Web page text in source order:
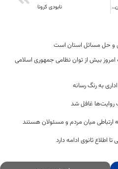
طرح رصد معلولیت‌ها در خراسان جنوبی اجرا شد نابودی کرونا
و حل مسائل استان است
بیش از توان نظامی جمهوری اسلامی
به رنگ رسانه
روایت‌ها غافل شد
میان مردم و مسئولان هستند
اطلاع ثانوی ادامه دارد